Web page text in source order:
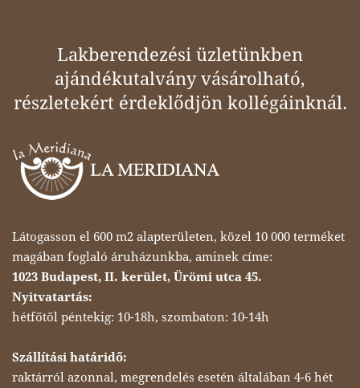
Lakberendezési üzletünkben
ajándékutalvány vásárolható,
részletekért érdeklődjön kollégáinknál.
Látogasson el 600 m2 alapterületen, közel 10 000 terméket
magában foglaló áruházunkba, aminek címe:
1023 Budapest, II. kerület, Ürömi utca 45.
Nyitvatartás:
hétfőtől péntekig: 10-18h, szombaton: 10-14h
Szállítási határidő:
raktárról azonnal, megrendelés esetén általában 4-6 hét